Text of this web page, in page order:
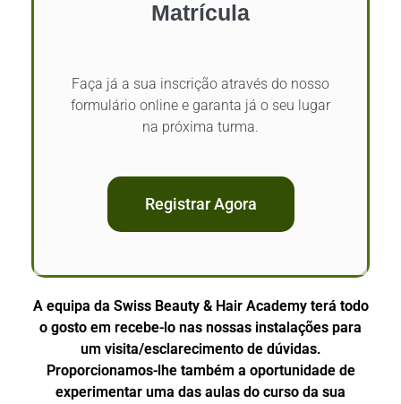
Matrícula
Faça já a sua inscrição através do nosso
formulário online e garanta já o seu lugar
na próxima turma.
Registrar Agora
A equipa da Swiss Beauty & Hair Academy terá todo
o gosto em recebe-lo nas nossas instalações para
um visita/esclarecimento de dúvidas.
Proporcionamos-lhe também a oportunidade de
experimentar uma das aulas do curso da sua